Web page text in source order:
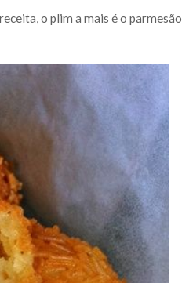
o plim a mais é o parmesão,